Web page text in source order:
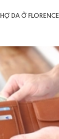
DA Ở FLORENCE